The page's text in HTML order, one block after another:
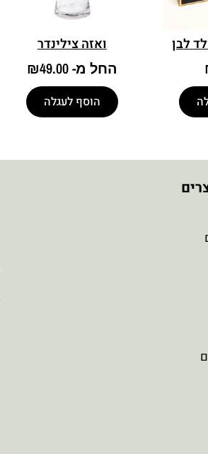
לבן
ואזה צילינדר
החל מ-
₪49.00
הוסף לעגלה